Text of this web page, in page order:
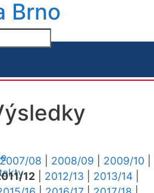
Brno
2007/08 2008/09 2009/10
12 2012/13 2013/14